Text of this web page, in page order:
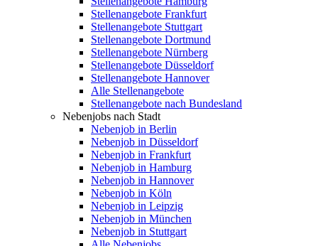
Stellenangebote Frankfurt
Stellenangebote Stuttgart
Stellenangebote Dortmund
Stellenangebote Nürnberg
Stellenangebote Düsseldorf
Stellenangebote Hannover
Alle Stellenangebote
Stellenangebote nach Bundesland
Nebenjobs nach Stadt
Nebenjob in Berlin
Nebenjob in Düsseldorf
Nebenjob in Frankfurt
Nebenjob in Hamburg
Nebenjob in Hannover
Nebenjob in Köln
Nebenjob in Leipzig
Nebenjob in München
Nebenjob in Stuttgart